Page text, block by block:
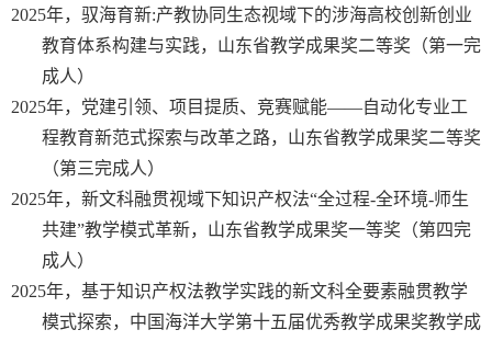
2025年， 驭海育新:产教协同生态视域下的涉海高校创新创业
教育体系构建与实践，山东省教学成果奖二等奖（第一完
成人）
2025年，党建引领、项目提质、竞赛赋能——自动化专业工
程教育新范式探索与改革之路，山东省教学成果奖二等奖
（第三完成人）
2025年，新文科融贯视域下知识产权法“全过程-全环境-师生
共建”教学模式革新，山东省教学成果奖一等奖（第四完
成人）
2025年，基于知识产权法教学实践的新文科全要素融贯教学
模式探索，中国海洋大学第十五届优秀教学成果奖教学成